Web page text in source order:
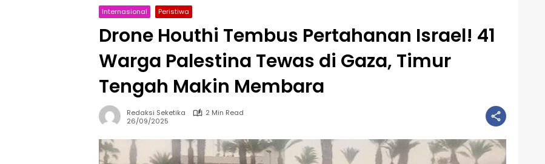
Internasional Peristiwa
Drone Houthi Tembus Pertahanan Israel! 41
Warga Palestina Tewas di Gaza, Timur
Tengah Makin Membara
Redaksi Seketika
2 Min Read
26/09/2025